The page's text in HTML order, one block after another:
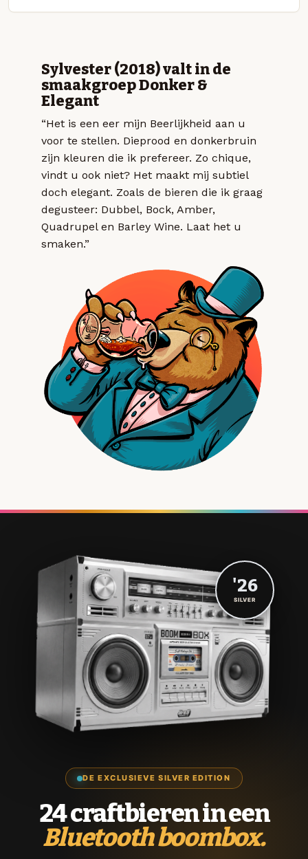
Sylvester (2018) valt in de
smaakgroep Donker &
Elegant
“Het is een eer mijn Beerlijkheid aan u
voor te stellen. Dieprood en donkerbruin
zijn kleuren die ik prefereer. Zo chique,
vindt u ook niet? Het maakt mij subtiel
doch elegant. Zoals de bieren die ik graag
degusteer: Dubbel, Bock, Amber,
Quadrupel en Barley Wine. Laat het u
smaken.”
DE EXCLUSIEVE SILVER EDITION
24 craftbieren in een
Bluetooth boombox.
'26
SILVER